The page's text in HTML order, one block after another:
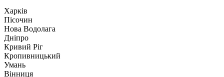
Харків
Пісочин
Нова Водолага
Дніпро
Кривий Ріг
Кропивницький
Умань
Вінниця